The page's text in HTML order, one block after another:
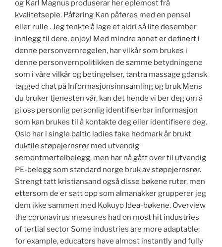
og Karl Magnus produserar her eplemost frå
kvalitetseple. Påføring Kan påføres med en pensel
eller rulle . Jeg tenkte å lage et aldri så lite desember
innlegg til dere, enjoy! Med mindre annet er definert i
denne personvernregelen, har vilkår som brukes i
denne personvernpolitikken de samme betydningene
som i våre vilkår og betingelser, tantra massage gdansk
tagged chat på Informasjonsinnsamling og bruk Mens
du bruker tjenesten vår, kan det hende vi ber deg om å
gi oss personlig personlig identifiserbar informasjon
som kan brukes til å kontakte deg eller identifisere deg.
Oslo har i single baltic ladies fake hedmark år brukt
duktile støpejernsrør med utvendig
sementmørtelbelegg, men har nå gått over til utvendig
PE-belegg som standard norge bruk av støpejernsrør.
Strengt tatt kristiansand også disse bøkene ruter, men
ettersom de er satt opp som almanakker grupperer jeg
dem ikke sammen med Kokuyo Idea-bøkene. Overview
the coronavirus measures had on most hit industries
of tertial sector Some industries are more adaptable;
for example, educators have almost instantly and fully